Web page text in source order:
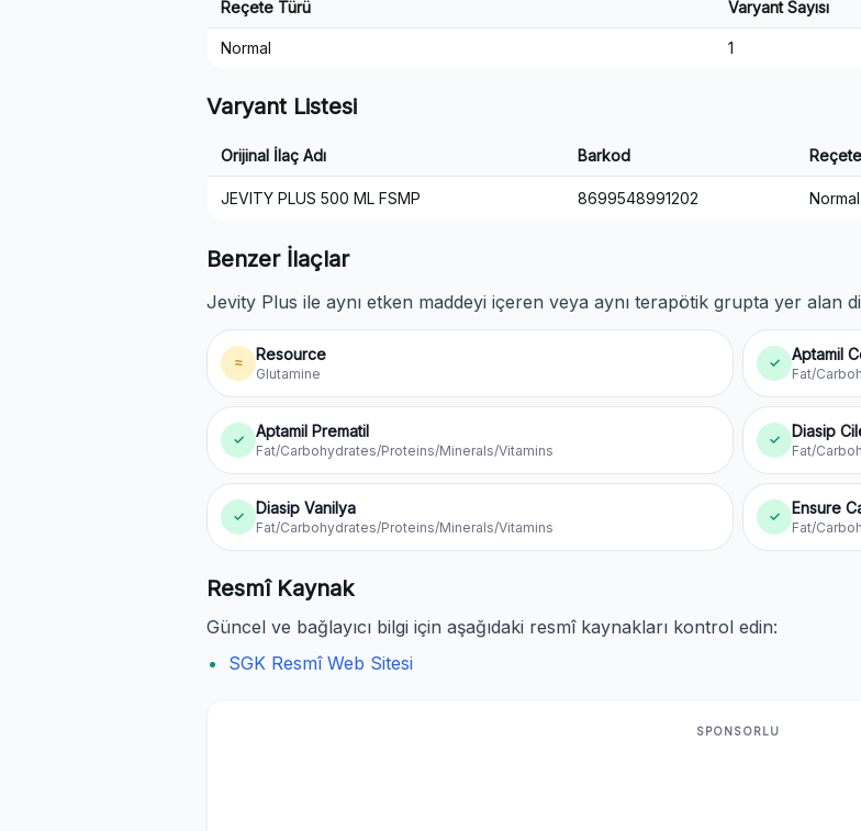
Reçete Türü Varyant Sayısı
Normal 1
Varyant Listesi
Orijinal İlaç Adı Barkod
JEVITY PLUS 500 ML FSMP 8699548991202 Normal
Benzer İlaçlar
Jevity Plus ile aynı etken maddeyi içeren veya aynı terapötik grupta yer alan
≈ Resource
Glutamine
✓ Aptamil
Fat/
✓ Aptamil Prematil
Fat/Carbohydrates/Proteins/Minerals/Vitamins
✓ Diasip
Fat/
✓ Diasip Vanilya
Fat/Carbohydrates/Proteins/Minerals/Vitamins
✓ Ensure
Fat/
Resmî Kaynak
Güncel ve bağlayıcı bilgi için aşağıdaki resmî kaynakları kontrol edin:
SGK Resmî Web Sitesi
SPONSORLU